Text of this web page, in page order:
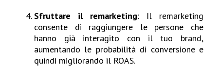
Sfruttare il remarketing: Il remarketing
consente di raggiungere le persone che
hanno già interagito con il tuo brand,
aumentando le probabilità di conversione e
quindi migliorando il ROAS.